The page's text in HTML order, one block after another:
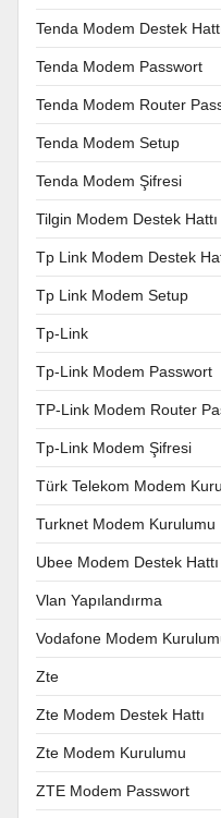
Tenda Modem Destek
Tenda Modem Passwort
Tenda Modem Router
Tenda Modem Setup
Tenda Modem Şifresi
Tilgin Modem Destek Hattı
Tp Link Modem Destek
Tp Link Modem Setup
Tp-Link
Tp-Link Modem Passwort
TP-Link Modem Router
Tp-Link Modem Şifresi
Türk Telekom Modem
Turknet Modem Kurulumu
Ubee Modem Destek Hattı
Vlan Yapılandırma
Vodafone Modem
Zte
Zte Modem Destek Hattı
Zte Modem Kurulumu
ZTE Modem Passwort